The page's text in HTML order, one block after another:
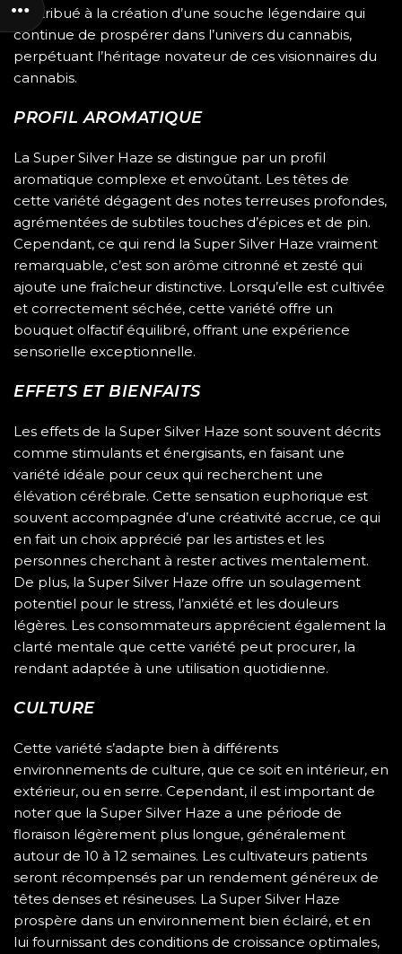
contribué à la création d’une souche légendaire qui
continue de prospérer dans l’univers du cannabis,
perpétuant l’héritage novateur de ces visionnaires du
cannabis.
PROFIL AROMATIQUE
La Super Silver Haze se distingue par un profil
aromatique complexe et envoûtant. Les têtes de
cette variété dégagent des notes terreuses profondes,
agrémentées de subtiles touches d’épices et de pin.
Cependant, ce qui rend la Super Silver Haze vraiment
remarquable, c’est son arôme citronné et zesté qui
ajoute une fraîcheur distinctive. Lorsqu’elle est cultivée
et correctement séchée, cette variété offre un
bouquet olfactif équilibré, offrant une expérience
sensorielle exceptionnelle.
EFFETS ET BIENFAITS
Les effets de la Super Silver Haze sont souvent décrits
comme stimulants et énergisants, en faisant une
variété idéale pour ceux qui recherchent une
élévation cérébrale. Cette sensation euphorique est
souvent accompagnée d’une créativité accrue, ce qui
en fait un choix apprécié par les artistes et les
personnes cherchant à rester actives mentalement.
De plus, la Super Silver Haze offre un soulagement
potentiel pour le stress, l’anxiété et les douleurs
légères. Les consommateurs apprécient également la
clarté mentale que cette variété peut procurer, la
rendant adaptée à une utilisation quotidienne.
CULTURE
Cette variété s’adapte bien à différents
environnements de culture, que ce soit en intérieur, en
extérieur, ou en serre. Cependant, il est important de
noter que la Super Silver Haze a une période de
floraison légèrement plus longue, généralement
autour de 10 à 12 semaines. Les cultivateurs patients
seront récompensés par un rendement généreux de
têtes denses et résineuses. La Super Silver Haze
prospère dans un environnement bien éclairé, et en
lui fournissant des conditions de croissance optimales,